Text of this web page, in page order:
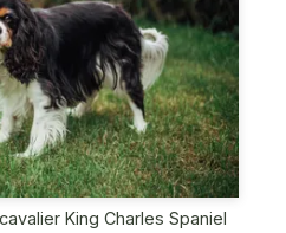
King Charles Spaniel